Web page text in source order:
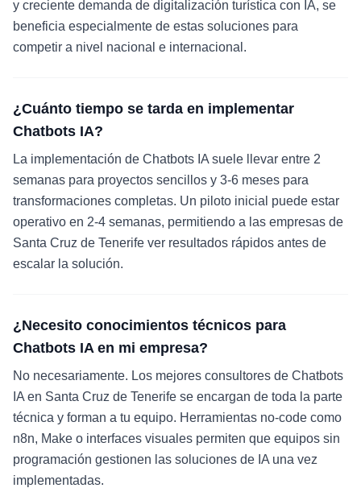
y creciente demanda de digitalización turística con IA, se
beneficia especialmente de estas soluciones para
competir a nivel nacional e internacional.
¿Cuánto tiempo se tarda en implementar
Chatbots IA?
La implementación de Chatbots IA suele llevar entre 2
semanas para proyectos sencillos y 3-6 meses para
transformaciones completas. Un piloto inicial puede estar
operativo en 2-4 semanas, permitiendo a las empresas de
Santa Cruz de Tenerife ver resultados rápidos antes de
escalar la solución.
¿Necesito conocimientos técnicos para
Chatbots IA en mi empresa?
No necesariamente. Los mejores consultores de Chatbots
IA en Santa Cruz de Tenerife se encargan de toda la parte
técnica y forman a tu equipo. Herramientas no-code como
n8n, Make o interfaces visuales permiten que equipos sin
programación gestionen las soluciones de IA una vez
implementadas.